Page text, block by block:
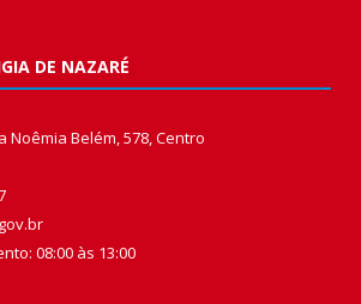
DE NAZARÉ
Noêmia Belém, 578, Centro
08:00 às 13:00